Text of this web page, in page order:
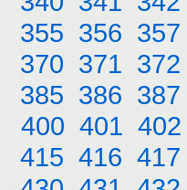
355 356 357
370 371 372
385 386 387
400 401 402
415 416 417